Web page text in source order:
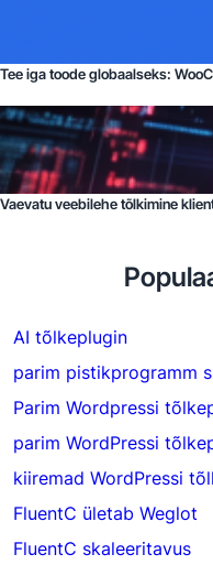
Tee iga toode globaalseks:
Vaevatu veebilehe tõlkimine
AI tõlkeplugin
parim pistikprogramm
Parim Wordpressi
parim WordPressi
kiiremad WordPressi
FluentC ületab Weglot
FluentC skaleeritavus